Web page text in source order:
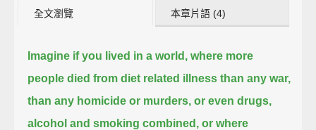
全文瀏覽 本章片語 (4)
Imagine if you lived in a world, where more
people died from diet related illness than any war,
than any homicide or murders, or even drugs,
alcohol and smoking combined, or where